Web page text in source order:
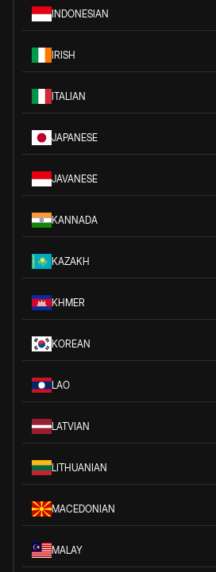
INDONESIAN
IRISH
ITALIAN
JAPANESE
JAVANESE
KANNADA
KAZAKH
KHMER
KOREAN
LAO
LATVIAN
LITHUANIAN
MACEDONIAN
MALAY